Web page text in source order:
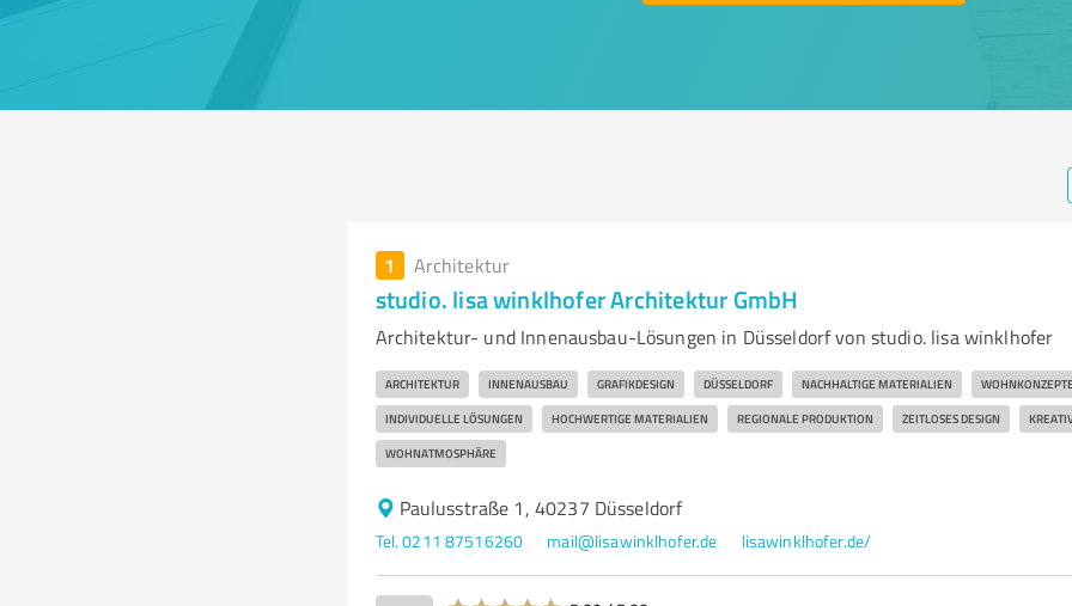
1 Architektur
studio. lisa winklhofer Architektur GmbH
Architektur- und Innenausbau-Lösungen in Düsseldorf von studio. lisa winklhofer
ARCHITEKTUR INNENAUSBAU GRAFIKDESIGN DÜSSELDORF NACHHALTIGE MATERIALIEN WOHNKONZEPTE
INDIVIDUELLE LÖSUNGEN HOCHWERTIGE MATERIALIEN REGIONALE PRODUKTION ZEITLOSES DESIGN
WOHNATMOSPHÄRE
Paulusstraße 1, 40237 Düsseldorf
Tel. 0211 87516260 mail@lisawinklhofer.de lisawinklhofer.de/